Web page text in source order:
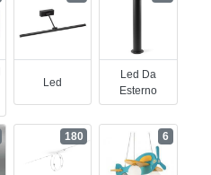
Led
Led Da
Esterno
180 6